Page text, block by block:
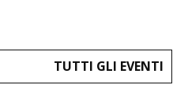
TUTTI GLI EVENTI